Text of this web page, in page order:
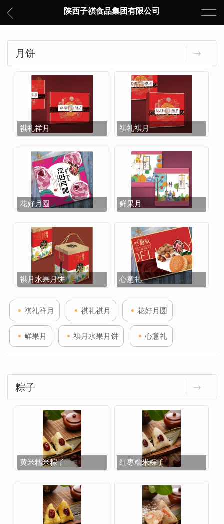
陕西子祺食品集团有限公司
月饼
祺礼祥月 祺礼祺月
花好月圆 鲜果月
祺月水果月饼 心意礼
祺礼祥月 祺礼祺月 花好月圆
鲜果月 祺月水果月饼 心意礼
粽子
黄米糯米粽子 红枣糯米粽子